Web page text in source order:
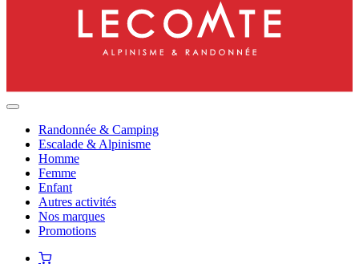
Randonnée & Camping
Escalade & Alpinisme
Homme
Femme
Enfant
Autres activités
Nos marques
Promotions